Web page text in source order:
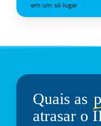
Quais as
atrasar o